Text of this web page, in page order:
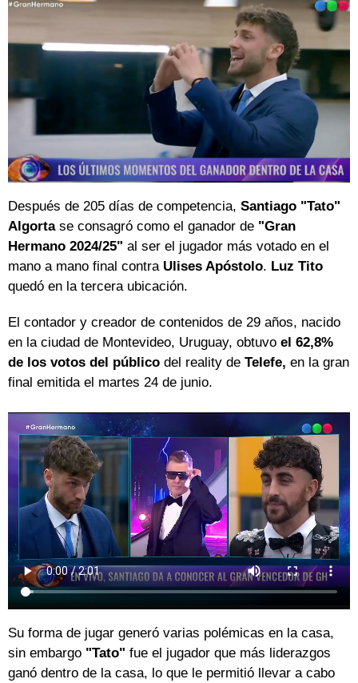
Después de 205 días de competencia, Santiago "Tato"
Algortase consagró como el ganador de "Gran
Hermano 2024/25" al ser el jugador más votado en el
mano a mano final contra Ulises Apóstolo. Luz Tito
quedó en la tercera ubicación.
El contador y creador de contenidos de 29 años, nacido
en la ciudad de Montevideo, Uruguay, obtuvo el 62,8%
de los votos del público del reality de Telefe, en la gran
final emitida el martes 24 de junio.
Su forma de jugar generó varias polémicas en la casa,
sin embargo "Tato" fue el jugador que más liderazgos
ganó dentro de la casa, lo que le permitió llevar a cabo